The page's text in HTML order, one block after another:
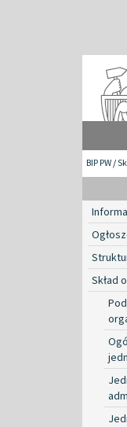
BIP PW/
Skład